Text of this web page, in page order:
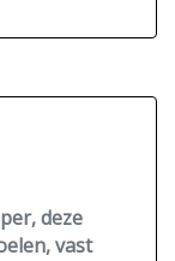
deze
vast